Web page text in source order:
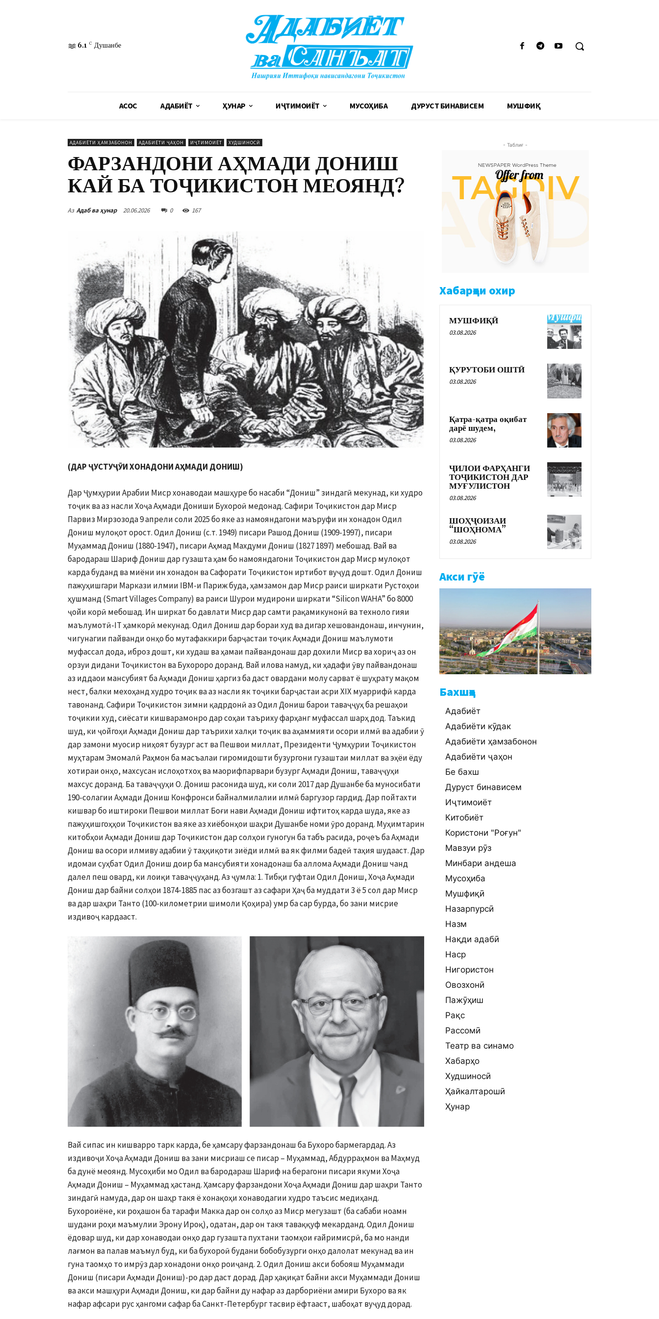
6.1 C Душанбе
АСОСӢ АДАБИЁТ ҲУНАР ИҶТИМОИЁТ МУСОҲИБА ДУРУСТ БИНАВИСЕМ МУШФИҚӢ
АДАБИЁТИ ҲАМЗАБОНОН АДАБИЁТИ ҶАҲОН ИҶТИМОИЁТ ХУДШИНОСӢ
ФАРЗАНДОНИ АҲМАДИ ДОНИШ
КАЙ БА ТОҶИКИСТОН МЕОЯНД?
Аз Адаб ва ҳунар 20.06.2026 0 167
(ДАР ҶУСТУҶӮИ ХОНАДОНИ АҲМАДИ ДОНИШ)
Дар Ҷумҳурии Арабии Миср хонаводаи машҳуре бо насаби “Дониш” зиндагӣ мекунад, ки худро
тоҷик ва аз насли Хоҷа Аҳмади Дониши Бухороӣ медонад. Сафири Тоҷикистон дар Миср
Парвиз Мирзозода 9 апрели соли 2025 бо яке аз намояндагони маъруфи ин хонадон Одил
Дониш мулоқот орост. Одил Дониш (с.т. 1949) писари Рашод Дониш (1909-1997), писари
Муҳаммад Дониш (1880-1947), писари Аҳмад Махдуми Дониш (1827 1897) мебошад. Вай ва
бародараш Шариф Дониш дар гузашта ҳам бо намояндагони Тоҷикистон дар Миср мулоқот
карда буданд ва миёни ин хонадон ва Сафорати Тоҷикистон иртибот вуҷуд дошт. Одил Дониш
пажуҳишгари Маркази илмии IBM-и Париж буда, ҳамзамон дар Миср раиси ширкати Рустоҳои
ҳушманд (Smart Villages Company) ва раиси Шурои мудирони ширкати “Silicon WAHA” бо 8000
ҷойи корӣ мебошад. Ин ширкат бо давлати Миср дар самти рақамикунонӣ ва техноло гияи
маълумотӣ-IT ҳамкорӣ мекунад. Одил Дониш дар бораи худ ва дигар хешовандонаш, инчунин,
чигунагии пайванди онҳо бо мутафаккири барҷастаи тоҷик Аҳмади Дониш маълумоти
муфассал дода, иброз дошт, ки худаш ва ҳамаи пайвандонаш дар дохили Миср ва хориҷ аз он
орзуи дидани Тоҷикистон ва Бухороро доранд. Вай илова намуд, ки ҳадафи ӯву пайвандонаш
аз иддаои мансубият ба Аҳмади Дониш ҳаргиз ба даст овардани молу сарват ё шуҳрату мақом
нест, балки мехоҳанд худро тоҷик ва аз насли як тоҷики барҷастаи асри ХIХ муаррифӣ карда
тавонанд. Сафири Тоҷикистон зимни қадрдонӣ аз Одил Дониш барои таваҷҷуҳ ба решаҳои
тоҷикии худ, сиёсати кишварамонро дар соҳаи таъриху фарҳанг муфассал шарҳ дод. Таъкид
шуд, ки ҷойгоҳи Аҳмади Дониш дар таърихи халқи тоҷик ва аҳаммияти осори илмӣ ва адабии ӯ
дар замони муосир ниҳоят бузург аст ва Пешвои миллат, Президенти Ҷумҳурии Тоҷикистон
муҳтарам Эмомалӣ Раҳмон ба масъалаи гиромидошти бузургони гузаштаи миллат ва эҳёи ёду
хотираи онҳо, махсусан ислоҳотхоҳ ва маорифпарвари бузург Аҳмади Дониш, таваҷҷуҳи
махсус доранд. Ба таваҷҷуҳи О. Дониш расонида шуд, ки соли 2017 дар Душанбе ба муносибати
190-солагии Аҳмади Дониш Конфронси байналмилалии илмӣ баргузор гардид. Дар пойтахти
кишвар бо иштироки Пешвои миллат Боғи нави Аҳмади Дониш ифтитоҳ карда шуда, яке аз
пажуҳишгоҳҳои Тоҷикистон ва яке аз хиёбонҳои шаҳри Душанбе номи ӯро доранд. Муҳимтарин
китобҳои Аҳмади Дониш дар Тоҷикистон дар солҳои гуногун ба табъ расида, роҷеъ ба Аҳмади
Дониш ва осори илмиву адабии ӯ таҳқиқоти зиёди илмӣ ва як филми бадеӣ таҳия шудааст. Дар
идомаи суҳбат Одил Дониш доир ба мансубияти хонадонаш ба аллома Аҳмади Дониш чанд
далел пеш овард, ки лоиқи таваҷҷуҳанд. Аз ҷумла: 1. Тибқи гуфтаи Одил Дониш, Хоҷа Аҳмади
Дониш дар байни солҳои 1874-1885 пас аз бозгашт аз сафари Ҳаҷ ба муддати 3 ё 5 сол дар Миср
ва дар шаҳри Танто (100-километрии шимоли Қоҳира) умр ба сар бурда, бо зани мисрие
издивоҷ кардааст.
Вай сипас ин кишварро тарк карда, бе ҳамсару фарзандонаш ба Бухоро бармегардад. Аз
издивоҷи Хоҷа Аҳмади Дониш ва зани мисриаш се писар – Муҳаммад, Абдурраҳмон ва Маҳмуд
ба дунё меоянд. Мусоҳиби мо Одил ва бародараш Шариф на берагони писари якуми Хоҷа
Аҳмади Дониш – Муҳаммад ҳастанд. Ҳамсару фарзандони Хоҷа Аҳмади Дониш дар шаҳри Танто
зиндагӣ намуда, дар он шаҳр такя ё хонақоҳи хонаводагии худро таъсис медиҳанд.
Бухороиёне, ки роҳашон ба тарафи Макка дар он солҳо аз Миср мегузашт (ба сабаби ноамн
шудани роҳи маъмулии Эрону Ироқ), одатан, дар он такя таваққуф мекарданд. Одил Дониш
ёдовар шуд, ки дар хонаводаи онҳо дар гузашта пухтани таомҳои ғайримисрӣ, ба мо нанди
лағмон ва палав маъмул буд, ки ба бухороӣ будани бобобузурги онҳо далолат мекунад ва ин
гуна таомҳо то имрӯз дар хонадони онҳо роиҷанд. 2. Одил Дониш акси бобояш Муҳаммади
Дониш (писари Аҳмади Дониш)-ро дар даст дорад. Дар ҳақиқат байни акси Муҳаммади Дониш
ва акси машҳури Аҳмади Дониш, ки дар байни ду нафар аз дарбориёни амири Бухоро ва як
нафар афсари рус ҳангоми сафар ба Санкт-Петербург тасвир ёфтааст, шабоҳат вуҷуд дорад.
- Таблиғ -
Хабарҳои охир
МУШФИҚӢ
03.08.2026
ҚУРУТОБИ ОШТӢ
03.08.2026
Қатра-қатра оқибат
дарё шудем,
03.08.2026
ҶИЛОИ ФАРҲАНГИ
ТОҶИКИСТОН ДАР
МУҒУЛИСТОН
03.08.2026
ШОҲҶОИЗАИ
“ШОҲНОМА”
03.08.2026
Акси гӯё
Бахшҳо
Адабиёт
Адабиёти кӯдак
Адабиёти ҳамзабонон
Адабиёти ҷаҳон
Бе бахш
Дуруст бинависем
Иҷтимоиёт
Китобиёт
Користони "Роғун"
Мавзуи рӯз
Минбари андеша
Мусоҳиба
Мушфиқӣ
Назарпурсӣ
Назм
Нақди адабӣ
Наср
Нигористон
Овозхонӣ
Пажӯҳиш
Рақс
Рассомӣ
Театр ва синамо
Хабарҳо
Худшиносӣ
Ҳайкалтарошӣ
Ҳунар